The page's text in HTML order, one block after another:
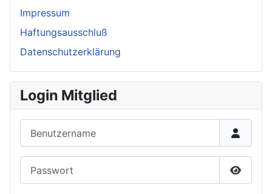
Impressum
Haftungsausschluß
Datenschutzerklärung
Login Mitglied